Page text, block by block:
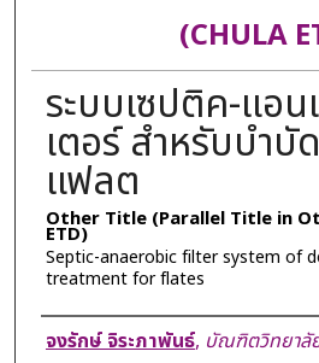
(CHULA
ระบบเซปติค-แอ
เตอร์ สำหรับบำบั
แฟลต
Other Title (Parallel Title in
ETD)
Septic-anaerobic filter system of
treatment for flates
Author
จงรักษ์ จิระภาพันธ์, บัณฑิตวิทยาลั